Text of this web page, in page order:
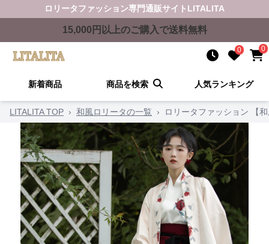
ロリータファッション専門通販サイト LITALITA
15,000 円以上のご購入で送料無料
0 0
新着商品 商品を検索 人気ランキング
LITALITA TOP › 和風ロリータの一覧 › ロリータファッション 【